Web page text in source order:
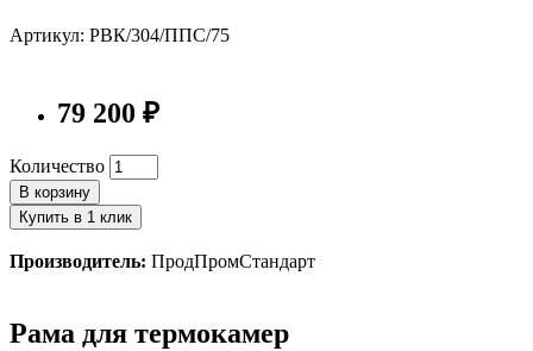
Артикул: РВК/304/ППС/75
79 200 ₽
Количество
В корзину
Купить в 1 клик
Производитель: ПродПромСтандарт
Рама для термокамер